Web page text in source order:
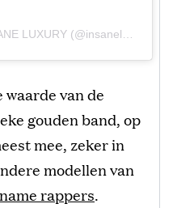
Een bericht gedeeld door INSANE LUXURY (@insaneluxurylife)
van de
gouden band, op
mee, zeker in
modellen van
rappers.